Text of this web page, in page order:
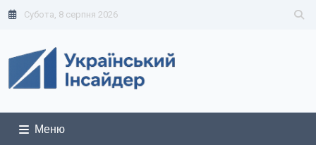
Субота, 8 серпня 2026
Меню